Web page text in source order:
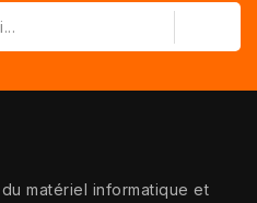
matériel informatique et